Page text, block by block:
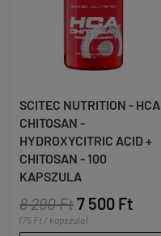
SCITEC NUTRITION - HCA
CHITOSAN -
HYDROXYCITRIC ACID +
CHITOSAN - 100
KAPSZULA
8 290 Ft7 500 Ft
(75 Ft / kapszula)